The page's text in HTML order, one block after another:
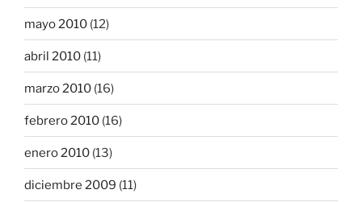
mayo 2010 (12)
abril 2010 (11)
marzo 2010 (16)
febrero 2010 (16)
enero 2010 (13)
diciembre 2009 (11)